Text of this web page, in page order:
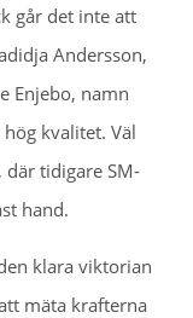
går det inte att
Andersson,
Enjebo, namn
kvalitet. Väl
där tidigare SM-
hand.
klara viktorian
mäta krafterna